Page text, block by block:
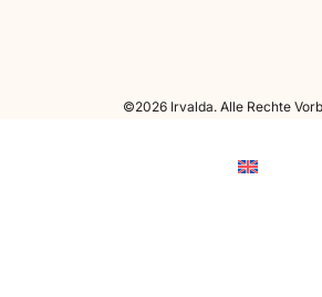
©2026 Irvalda. Alle Rechte